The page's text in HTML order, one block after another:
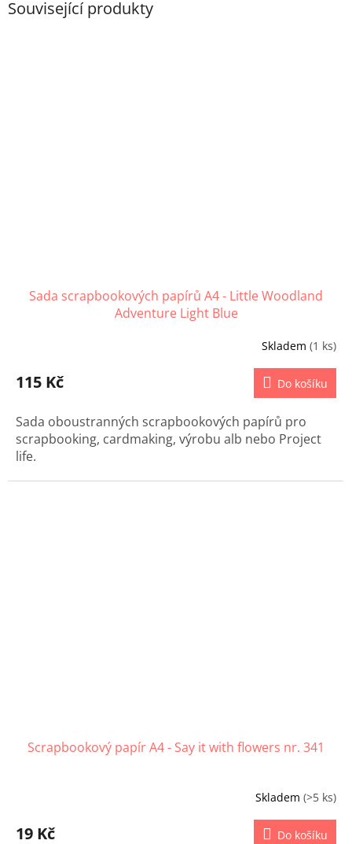
Související produkty
Sada scrapbookových papírů A4 - Little Woodland
Adventure Light Blue
Skladem (1 ks)
115 Kč Do košíku
Sada oboustranných scrapbookových papírů pro
scrapbooking, cardmaking, výrobu alb nebo Project
life.
Scrapbookový papír A4 - Say it with flowers nr. 341
Skladem (>5 ks)
19 Kč Do košíku